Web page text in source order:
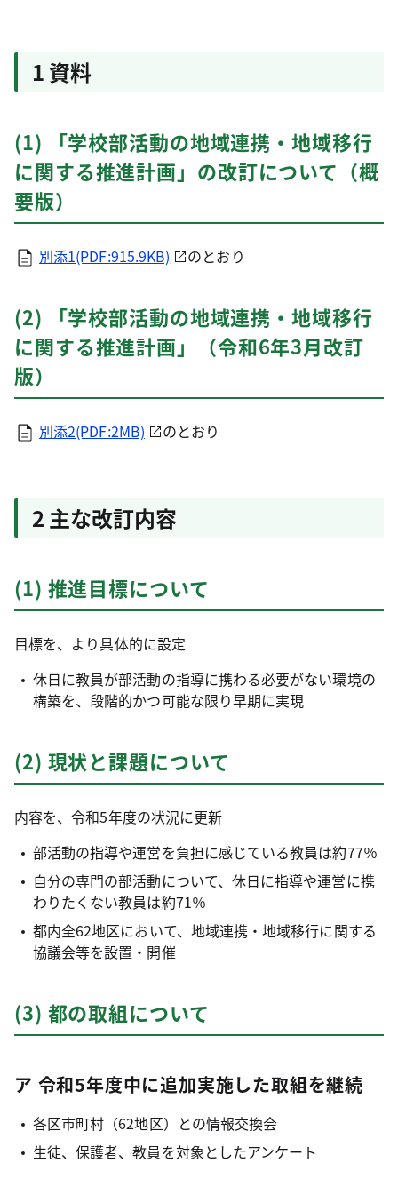
1 資料
(1) 「学校部活動の地域連携・地域移行
に関する推進計画」の改訂について（概
要版）
別添1(PDF:915.9KB) のとおり
(2) 「学校部活動の地域連携・地域移行
に関する推進計画」（令和6年3月改訂
版）
別添2(PDF:2MB) のとおり
2 主な改訂内容
(1) 推進目標について
目標を、より具体的に設定
休日に教員が部活動の指導に携わる必要がない環境の
構築を、段階的かつ可能な限り早期に実現
(2) 現状と課題について
内容を、令和5年度の状況に更新
部活動の指導や運営を負担に感じている教員は約77％
自分の専門の部活動について、休日に指導や運営に携
わりたくない教員は約71％
都内全62地区において、地域連携・地域移行に関する
協議会等を設置・開催
(3) 都の取組について
ア 令和5年度中に追加実施した取組を継続
各区市町村（62地区）との情報交換会
生徒、保護者、教員を対象としたアンケート